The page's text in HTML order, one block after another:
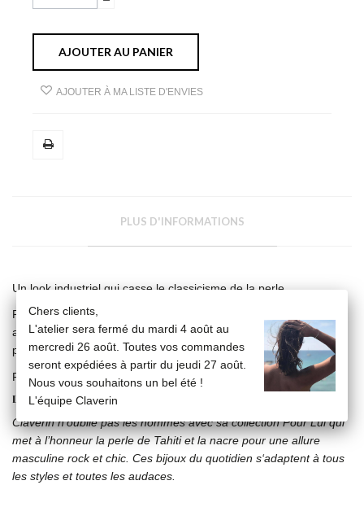
AJOUTER AU PANIER
AJOUTER À MA LISTE D'ENVIES
PLUS D'INFORMATIONS
Un look industriel qui casse le classicisme de la perle
Pendentif en argent 925, chaîne forçat diamantée 2,2 mm en
argent 925 de 60 cm, boulon gravé Claverin en argent brossé et
perle de Tahiti 8/8.5 m enchassée
Poids : 11,5 g
LA COLLECTION POUR LUI
Claverin n’oublie pas les hommes avec sa collection Pour Lui qui
met à l’honneur la perle de Tahiti et la nacre pour une allure
masculine rock et chic. Ces bijoux du quotidien s‘adaptent à tous
les styles et toutes les audaces.
Chers clients,
L'atelier sera fermé du mardi 4 août au
mercredi 26 août. Toutes vos commandes
seront expédiées à partir du jeudi 27 août.
Nous vous souhaitons un bel été !
L'équipe Claverin